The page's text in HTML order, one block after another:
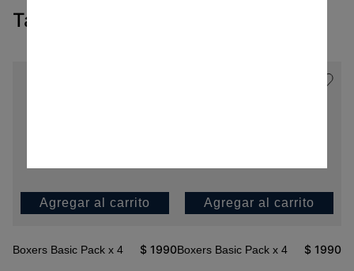
Tambien te pueden interesar
Agregar al carrito
Boxers Basic Pack x 4 $ 1990
Agregar al carrito
Boxers Basic Pack x 4 $ 1990